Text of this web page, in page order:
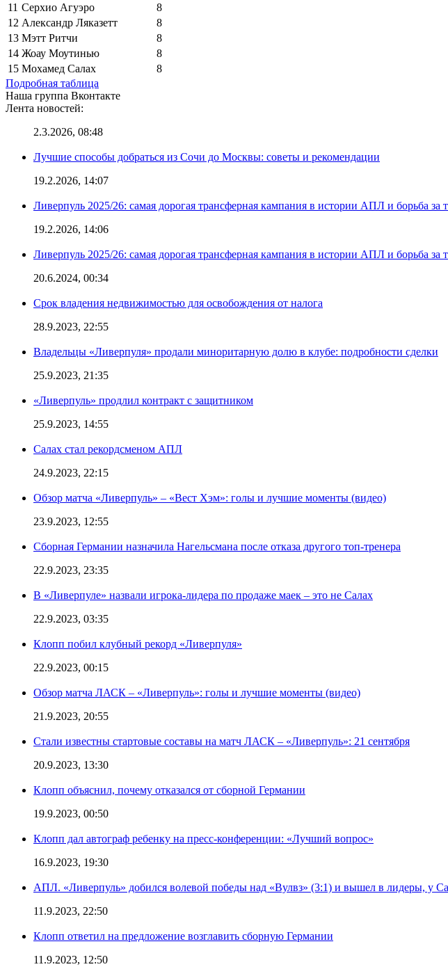
11 Серхио Агуэро
8
12 Александр Ляказетт
8
13 Мэтт Ритчи
8
14 Жоау Моутинью
8
15 Мохамед Салах
8
Подробная таблица
Наша группа Вконтакте
Лента новостей:
2.3.2026, 08:48
Лучшие способы добраться из Сочи до Москвы: советы и рекомендации
19.2.2026, 14:07
Ливерпуль 2025/26: самая дорогая трансферная кампания в истории АПЛ и борьба за
19.2.2026, 14:06
Ливерпуль 2025/26: самая дорогая трансферная кампания в истории АПЛ и борьба за
20.6.2024, 00:34
Срок владения недвижимостью для освобождения от налога
28.9.2023, 22:55
Владельцы «Ливерпуля» продали миноритарную долю в клубе: подробности сделки
25.9.2023, 21:35
«Ливерпуль» продлил контракт с защитником
25.9.2023, 14:55
Салах стал рекордсменом АПЛ
24.9.2023, 22:15
Обзор матча «Ливерпуль» – «Вест Хэм»: голы и лучшие моменты (видео)
23.9.2023, 12:55
Сборная Германии назначила Нагельсмана после отказа другого топ-тренера
22.9.2023, 23:35
В «Ливерпуле» назвали игрока-лидера по продаже маек – это не Салах
22.9.2023, 03:35
Клопп побил клубный рекорд «Ливерпуля»
22.9.2023, 00:15
Обзор матча ЛАСК – «Ливерпуль»: голы и лучшие моменты (видео)
21.9.2023, 20:55
Стали известны стартовые составы на матч ЛАСК – «Ливерпуль»: 21 сентября
20.9.2023, 13:30
Клопп объяснил, почему отказался от сборной Германии
19.9.2023, 00:50
Клопп дал автограф ребенку на пресс-конференции: «Лучший вопрос»
16.9.2023, 19:30
АПЛ. «Ливерпуль» добился волевой победы над «Вулвз» (3:1) и вышел в лидеры, у
11.9.2023, 22:50
Клопп ответил на предложение возглавить сборную Германии
11.9.2023, 12:50